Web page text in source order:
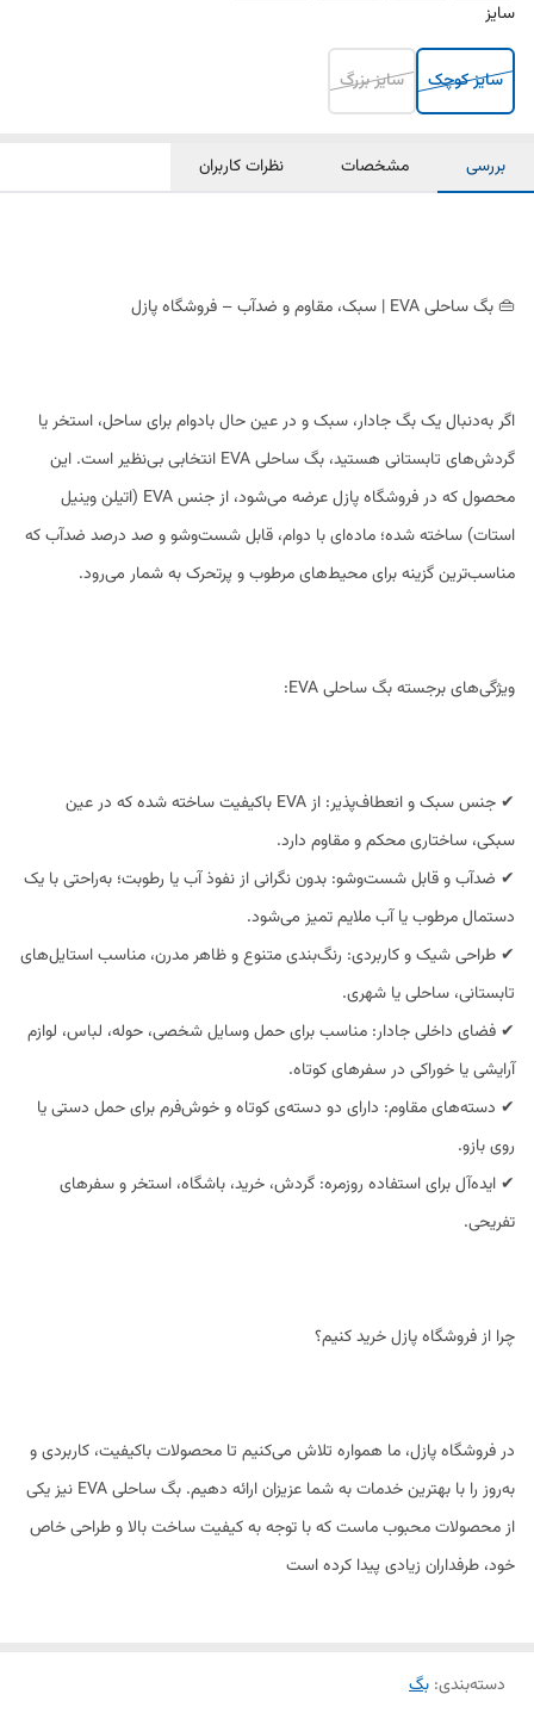
سایز
سایز کوچک سایز بزرگ
بررسی مشخصات نظرات کاربران
👜 بگ ساحلی EVA | سبک، مقاوم و ضدآب – فروشگاه پازل
اگر به‌دنبال یک بگ جادار، سبک و در عین حال بادوام برای ساحل، استخر یا
گردش‌های تابستانی هستید، بگ ساحلی EVA انتخابی بی‌نظیر است. این
محصول که در فروشگاه پازل عرضه می‌شود، از جنس EVA (اتیلن وینیل
استات) ساخته شده؛ ماده‌ای با دوام، قابل شست‌وشو و صد درصد ضدآب که
مناسب‌ترین گزینه برای محیط‌های مرطوب و پرتحرک به شمار می‌رود.
ویژگی‌های برجسته بگ ساحلی EVA:
✔ جنس سبک و انعطاف‌پذیر: از EVA باکیفیت ساخته شده که در عین
سبکی، ساختاری محکم و مقاوم دارد.
✔ ضدآب و قابل شست‌وشو: بدون نگرانی از نفوذ آب یا رطوبت؛ به‌راحتی با یک
دستمال مرطوب یا آب ملایم تمیز می‌شود.
✔ طراحی شیک و کاربردی: رنگ‌بندی متنوع و ظاهر مدرن، مناسب استایل‌های
تابستانی، ساحلی یا شهری.
✔ فضای داخلی جادار: مناسب برای حمل وسایل شخصی، حوله، لباس، لوازم
آرایشی یا خوراکی در سفرهای کوتاه.
✔ دسته‌های مقاوم: دارای دو دسته‌ی کوتاه و خوش‌فرم برای حمل دستی یا
روی بازو.
✔ ایده‌آل برای استفاده روزمره: گردش، خرید، باشگاه، استخر و سفرهای
تفریحی.
چرا از فروشگاه پازل خرید کنیم؟
در فروشگاه پازل، ما همواره تلاش می‌کنیم تا محصولات باکیفیت، کاربردی و
به‌روز را با بهترین خدمات به شما عزیزان ارائه دهیم. بگ ساحلی EVA نیز یکی
از محصولات محبوب ماست که با توجه به کیفیت ساخت بالا و طراحی خاص
خود، طرفداران زیادی پیدا کرده است
دسته‌بندی: بگ